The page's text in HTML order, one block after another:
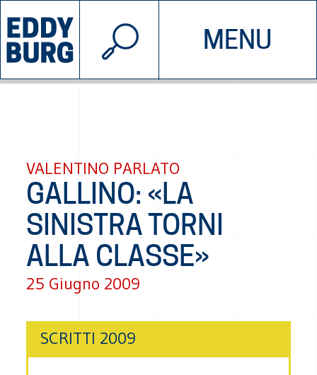
MENU
INIZIATIVE CHI SIAMO
© 2026 EDDYBURG
VALENTINO PARLATO
GALLINO: «LA
SINISTRA TORNI
ALLA CLASSE»
25 Giugno 2009
SCRITTI 2009